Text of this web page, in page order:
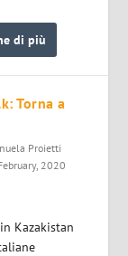
di più
Torna a
Proietti
2020
Kazakistan